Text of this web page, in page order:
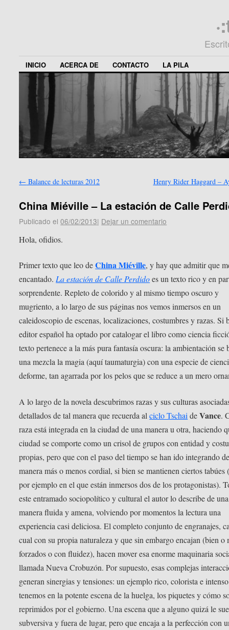
INICIO ACERCA DE CONTACTO LA PILA
← Balance de lecturas 2012 Henry Rider Haggard –
China Miéville – La estación de Calle
Publicado el 06/02/2013| Dejar un comentario
Hola, ofidios.
Primer texto que leo deChina Miéville, y hay que admitir que
encantado.La estación de Calle Perdidoes un texto rico y en
sorprendente. Repleto de colorido y al mismo tiempo oscuro y
mugriento, a lo largo de sus páginas nos vemos inmersos en un
caleidoscopio de escenas, localizaciones, costumbres y razas. Si
editor español ha optado por catalogar el libro como ciencia
texto pertenece a la más pura fantasía oscura: la ambientación se
una mezcla la magia (aquí taumaturgia) con una especie de
deforme, tan agarrada por los pelos que se reduce a un mero
A lo largo de la novela descubrimos razas y sus culturas
detallados de tal manera que recuerda alciclo Tschai deVance.
raza está integrada en la ciudad de una manera u otra, haciendo
ciudad se comporte como un crisol de grupos con entidad y
propias, pero que con el paso del tiempo se han ido integrando
manera más o menos cordial, si bien se mantienen ciertos tabúes
por ejemplo en el que están inmersos dos de los protagonistas).
este entramado sociopolítico y cultural el autor lo describe de una
manera fluida y amena, volviendo por momentos la lectura una
experiencia casi deliciosa. El completo conjunto de engranajes,
cual con su propia naturaleza y que sin embargo encajan (bien o
forzados o con fluidez), hacen mover esa enorme maquinaria
llamada Nueva Crobuzón. Por supuesto, esas complejas
generan sinergias y tensiones: un ejemplo rico, colorista e
tenemos en la potente escena de la huelga, los piquetes y cómo
reprimidos por el gobierno. Una escena que a alguno quizá le
subversiva y fuera de lugar, pero que encaja a la perfección con